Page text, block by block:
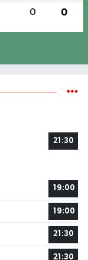
0 0
21:30
19:00
19:00
21:30
21:30